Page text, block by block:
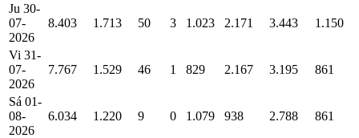
Ju 30-
07-
2026
8.403 1.713 50 3 1.023 2.171 3.443 1.150
Vi 31-
07-
2026
7.767 1.529 46 1 829 2.167 3.195 861
Sá 01-
08-
2026
6.034 1.220 9 0 1.079 938 2.788 861